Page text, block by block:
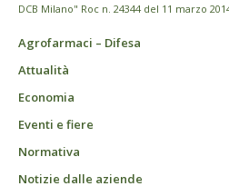
DCB Milano" Roc n. 24344 del 11 marzo
Agrofarmaci – Difesa
Attualità
Economia
Eventi e fiere
Normativa
Notizie dalle aziende